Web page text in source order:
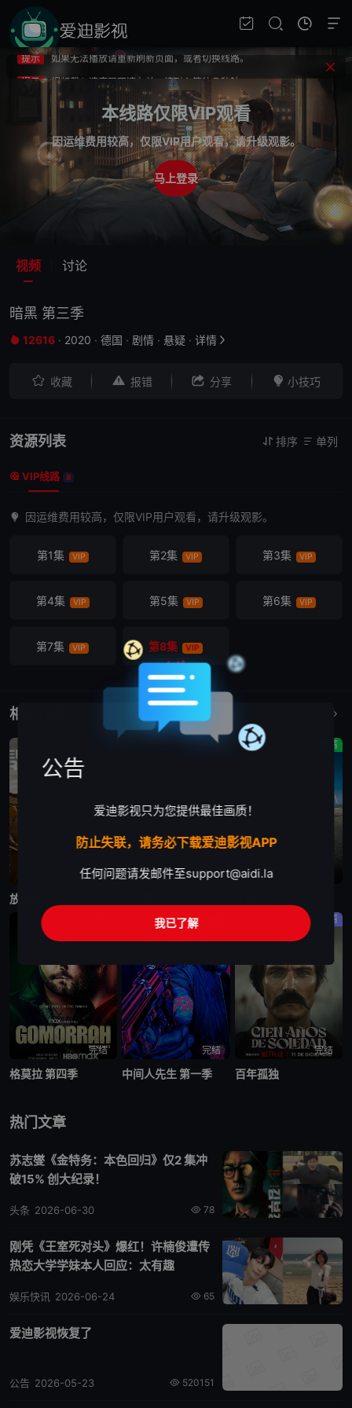
提示
提示
如果无法播放请重新刷新页面，或者切换线路。
提示
视频载入速度跟网速有关，请耐心等待几秒钟。
不要轻易相信视频中的广告，谨防上当受骗!
本线路仅限VIP观看
因运维费用较高，仅限VIP用户观看，请升级观影。
马上登录
视频 讨论
暗黑 第三季
 12616 · 2020 · 德国 · 剧情 · 悬疑 · 详情 
 收藏  报错  分享  小技巧
资源列表  排序  单列
 VIP线路 8
因运维费用较高，仅限VIP用户观看，请升级观影。
第1集 VIP 第2集 VIP 第3集 VIP
第4集 VIP 第5集 VIP 第6集 VIP
第7集 VIP 第8集 VIP
相关作品
完结
放射危机
剧情
完结
剧情
完结
格莫拉 第四季
完结
中间人先生 第一季
剧情
完结
百年孤独
热门文章
苏志燮《金特务：本色回归》仅2 集冲
破15% 创大纪录！
78
头条 2026-06-30
刚凭《王室死对头》爆红！许楠俊遭传
热恋大学学妹本人回应：太有趣
65
娱乐快讯 2026-06-24
爱迪影视恢复了
520151
公告 2026-05-23
公告
爱迪影视只为您提供最佳画质！
防止失联，请务必下载爱迪影视APP
任何问题请发邮件至support@aidi.la
我已了解